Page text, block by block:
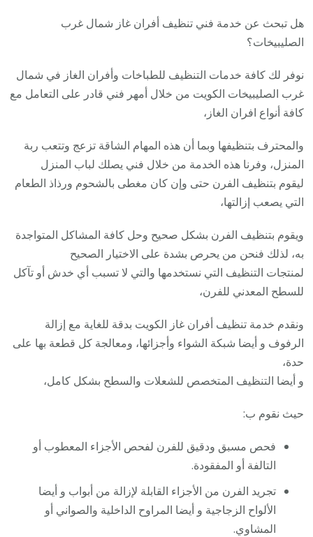
هل تبحث عن خدمة فني تنظيف أفران غاز شمال غرب
الصليبيخات؟
نوفر لك كافة خدمات التنظيف للطباخات وأفران الغاز في شمال
غرب الصليبيخات الكويت من خلال أمهر فني قادر على التعامل مع
كافة أنواع افران الغاز،
والمحترف بتنظيفها وبما أن هذه المهام الشاقة تزعج وتتعب ربة
المنزل، وفرنا هذه الخدمة من خلال فني يصلك لباب المنزل
ليقوم بتنظيف الفرن حتى وإن كان مغطى بالشحوم ورذاذ الطعام
التي يصعب إزالتها،
ويقوم بتنظيف الفرن بشكل صحيح وحل كافة المشاكل المتواجدة
به، لذلك فنحن من يحرص بشدة على الاختيار الصحيح
لمنتجات التنظيف التي نستخدمها والتي لا تسبب أي خدش أو تآكل
للسطح المعدني للفرن،
ونقدم خدمة تنظيف أفران غاز الكويت بدقة للغاية مع إزالة
الرفوف و أيضا شبكة الشواء وأجزائها، ومعالجة كل قطعة بها على
حدة،
و أيضا التنظيف المتخصص للشعلات والسطح بشكل كامل،
حيث نقوم ب:
فحص مسبق ودقيق للفرن لفحص الأجزاء المعطوب أو
التالفة أو المفقودة.
تجريد الفرن من الأجزاء القابلة لإزالة من أبواب و أيضا
الألواح الزجاجية و أيضا المراوح الداخلية والصواني أو
المشاوي.